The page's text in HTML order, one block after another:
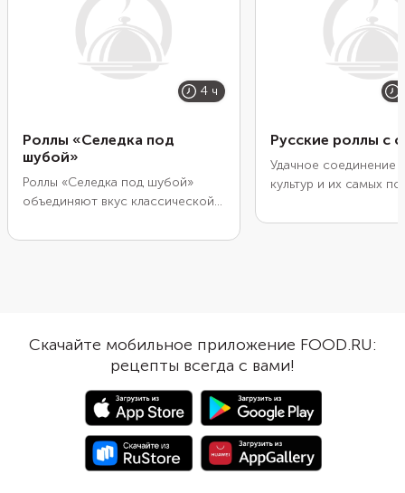
4 ч
Роллы «Селедка под
шубой»
Роллы «Селедка под шубой»
объединяют вкус классической
аккуратный вид японского
овощи, нарежьте филе сельди и
уложите слоями на водоросли,
приправляя майонезом и
специями. Затем плотно
сверните листы, дайте роллам
пропитаться и охладиться. Чтобы
сэкономить время на
Русские роллы с
Удачное соединение
культур и их самых
«Селедку под шубой»
разделите на
роллов.
Скачайте мобильное приложение FOOD.RU:
рецепты всегда с вами!